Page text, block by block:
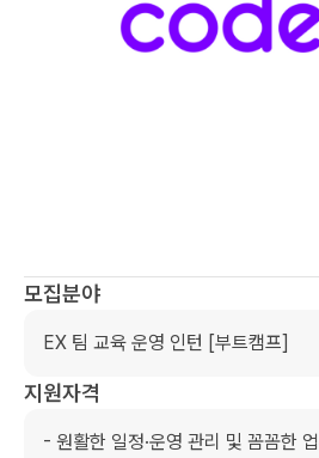
모집분야
EX 팀 교육 운영 인턴 [부트캠프]
지원자격
- 원활한 일정·운영 관리 및 꼼꼼한